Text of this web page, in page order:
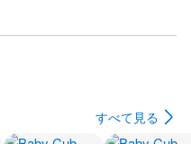
すべて見る